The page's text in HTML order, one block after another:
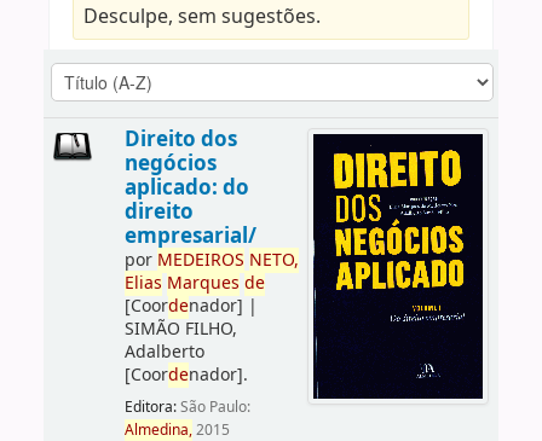
Desculpe, sem sugestões.
Direito dos
negócios
aplicado: do
direito
empresarial/
por MEDEIROS NETO,
Elias Marques de
[Coordenador] |
SIMÃO FILHO,
Adalberto
[Coordenador].
Editora:São Paulo:
Almedina,2015